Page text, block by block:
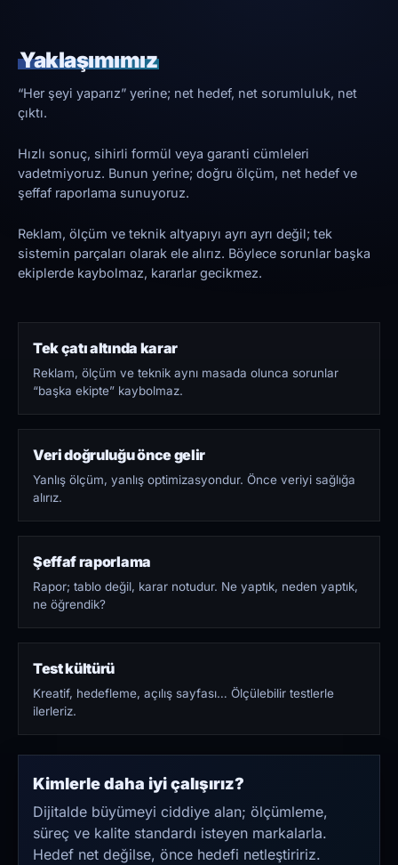
Yaklaşımımız
“Her şeyi yaparız” yerine; net hedef, net sorumluluk, net
çıktı.
Hızlı sonuç, sihirli formül veya garanti cümleleri
vadetmiyoruz. Bunun yerine; doğru ölçüm, net hedef ve
şeffaf raporlama sunuyoruz.
Reklam, ölçüm ve teknik altyapıyı ayrı ayrı değil; tek
sistemin parçaları olarak ele alırız. Böylece sorunlar başka
ekiplerde kaybolmaz, kararlar gecikmez.
Tek çatı altında karar
Reklam, ölçüm ve teknik aynı masada olunca sorunlar
“başka ekipte” kaybolmaz.
Veri doğruluğu önce gelir
Yanlış ölçüm, yanlış optimizasyondur. Önce veriyi sağlığa
alırız.
Şeffaf raporlama
Rapor; tablo değil, karar notudur. Ne yaptık, neden yaptık,
ne öğrendik?
Test kültürü
Kreatif, hedefleme, açılış sayfası… Ölçülebilir testlerle
ilerleriz.
Kimlerle daha iyi çalışırız?
Dijitalde büyümeyi ciddiye alan; ölçümleme,
süreç ve kalite standardı isteyen markalarla.
Hedef net değilse, önce hedefi netleştiririz.